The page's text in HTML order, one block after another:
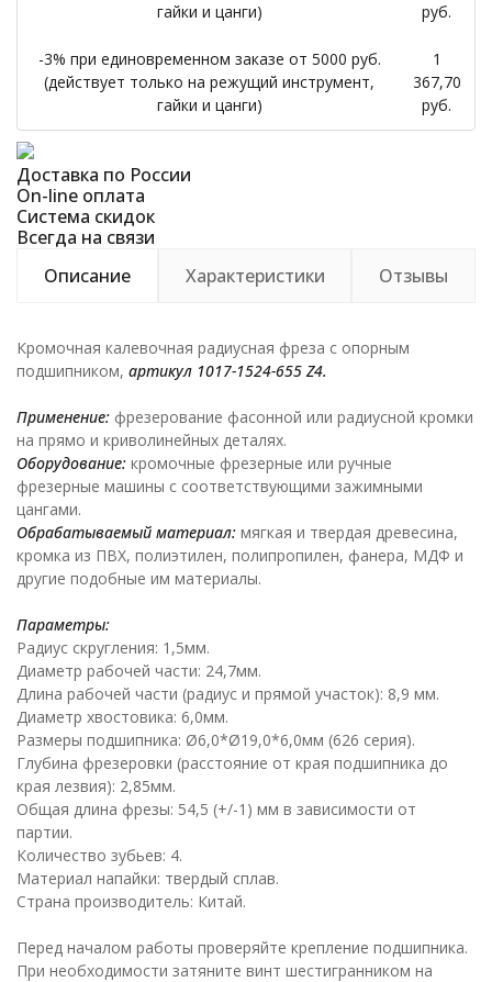
гайки и цанги)
руб.
-3% при единовременном заказе от 5000 руб.
(действует только на режущий инструмент,
гайки и цанги)
1
367,70
руб.
Доставка по России
On-line оплата
Система скидок
Всегда на связи
Описание
Характеристики Отзывы
Кромочная калевочная радиусная фреза с опорным
подшипником, артикул 1017-1524-655 Z4.
Применение: фрезерование фасонной или радиусной кромки
на прямо и криволинейных деталях.
Оборудование: кромочные фрезерные или ручные
фрезерные машины с соответствующими зажимными
цангами.
Обрабатываемый материал: мягкая и твердая древесина,
кромка из ПВХ, полиэтилен, полипропилен, фанера, МДФ и
другие подобные им материалы.
Параметры:
Радиус скругления: 1,5мм.
Диаметр рабочей части: 24,7мм.
Длина рабочей части (радиус и прямой участок): 8,9 мм.
Диаметр хвостовика: 6,0мм.
Размеры подшипника: Ø6,0*Ø19,0*6,0мм (626 серия).
Глубина фрезеровки (расстояние от края подшипника до
края лезвия): 2,85мм.
Общая длина фрезы: 54,5 (+/-1) мм в зависимости от
партии.
Количество зубьев: 4.
Материал напайки: твердый сплав.
Страна производитель: Китай.
Перед началом работы проверяйте крепление подшипника.
При необходимости затяните винт шестигранником на